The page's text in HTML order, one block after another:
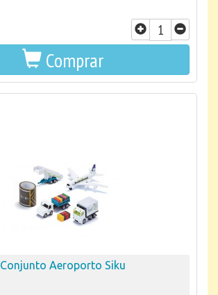
Comprar
Conjunto Aeroporto Siku